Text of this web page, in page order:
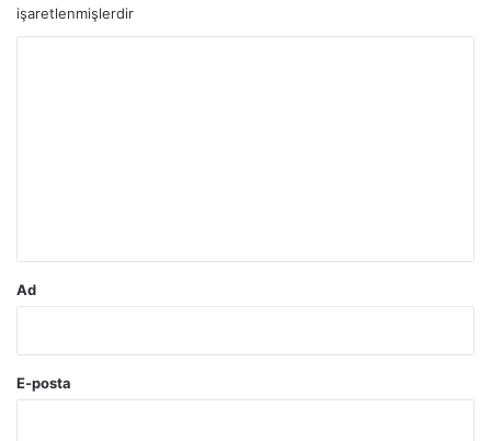
işaretlenmişlerdir
Ad
E-posta